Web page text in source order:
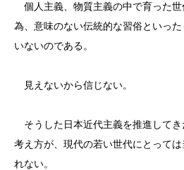
個人主義、物質主義の中で育った
為、意味のない伝統的な習俗といっ
いないのである。
見えないから信じない。
そうした日本近代主義を推進して
考え方が、現代の若い世代にとって
れない。